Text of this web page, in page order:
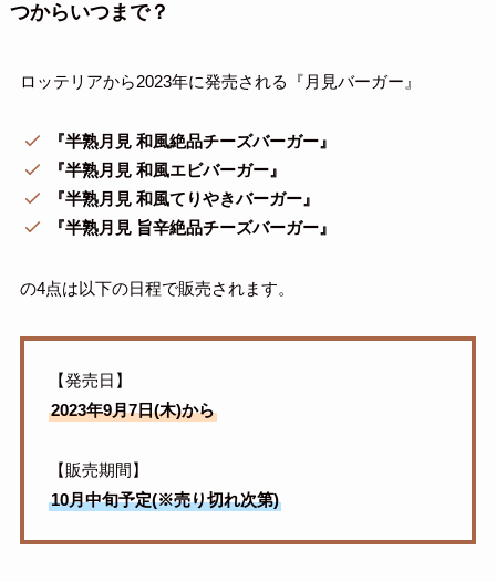
つからいつまで？
ロッテリアから2023年に発売される『月見バーガー』
『半熟月見 和風絶品チーズバーガー』
『半熟月見 和風エビバーガー』
『半熟月見 和風てりやきバーガー』
『半熟月見 旨辛絶品チーズバーガー』
の4点は以下の日程で販売されます。
【発売日】
2023年9月7日(木)から
【販売期間】
10月中旬予定(※売り切れ次第)